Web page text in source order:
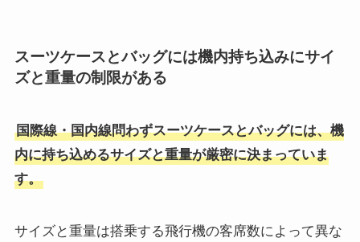
スーツケースとバッグには機内持ち込みにサイ
ズと重量の制限がある
国際線・国内線問わずスーツケースとバッグには、機
内に持ち込めるサイズと重量が厳密に決まっていま
す。
サイズと重量は搭乗する飛行機の客席数によって異な